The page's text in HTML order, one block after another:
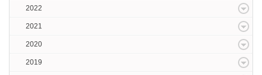
2022
2021
2020
2019